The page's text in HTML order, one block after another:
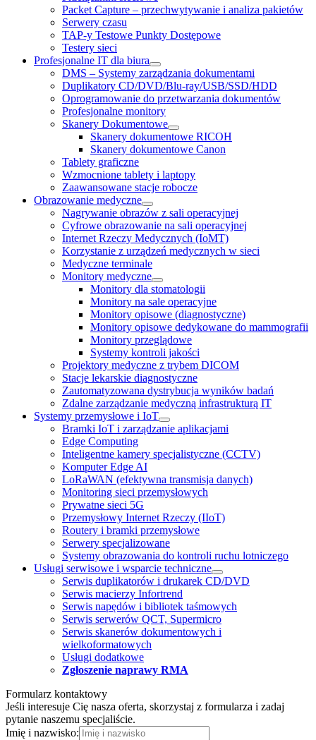
Packet Capture – przechwytywanie i analiza pakietów
Serwery czasu
TAP-y Testowe Punkty Dostępowe
Testery sieci
Profesjonalne IT dla biura
DMS – Systemy zarządzania dokumentami
Duplikatory CD/DVD/Blu-ray/USB/SSD/HDD
Oprogramowanie do przetwarzania dokumentów
Profesjonalne monitory
Skanery Dokumentowe
Skanery dokumentowe RICOH
Skanery dokumentowe Canon
Tablety graficzne
Wzmocnione tablety i laptopy
Zaawansowane stacje robocze
Obrazowanie medyczne
Nagrywanie obrazów z sali operacyjnej
Cyfrowe obrazowanie na sali operacyjnej
Internet Rzeczy Medycznych (IoMT)
Korzystanie z urządzeń medycznych w sieci
Medyczne terminale
Monitory medyczne
Monitory dla stomatologii
Monitory na sale operacyjne
Monitory opisowe (diagnostyczne)
Monitory opisowe dedykowane do mammografii
Monitory przeglądowe
Systemy kontroli jakości
Projektory medyczne z trybem DICOM
Stacje lekarskie diagnostyczne
Zautomatyzowana dystrybucja wyników badań
Zdalne zarządzanie medyczną infrastrukturą IT
Systemy przemysłowe i IoT
Bramki IoT i zarządzanie aplikacjami
Edge Computing
Inteligentne kamery specjalistyczne (CCTV)
Komputer Edge AI
LoRaWAN (efektywna transmisja danych)
Monitoring sieci przemysłowych
Prywatne sieci 5G
Przemysłowy Internet Rzeczy (IIoT)
Routery i bramki przemysłowe
Serwery specjalizowane
Systemy obrazowania do kontroli ruchu lotniczego
Usługi serwisowe i wsparcie techniczne
Serwis duplikatorów i drukarek CD/DVD
Serwis macierzy Infortrend
Serwis napędów i bibliotek taśmowych
Serwis serwerów QCT, Supermicro
Serwis skanerów dokumentowych i
wielkoformatowych
Usługi dodatkowe
Zgłoszenie naprawy RMA
Formularz kontaktowy
Jeśli interesuje Cię nasza oferta, skorzystaj z formularza i zadaj
pytanie naszemu specjaliście.
Imię i nazwisko: